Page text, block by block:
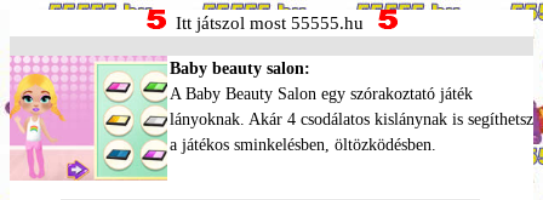
Itt játszol most 55555.hu
Baby beauty salon:
A Baby Beauty Salon egy szórakoztató játék
lányoknak. Akár 4 csodálatos kislánynak is segíthetsz
a játékos sminkelésben, öltözködésben.